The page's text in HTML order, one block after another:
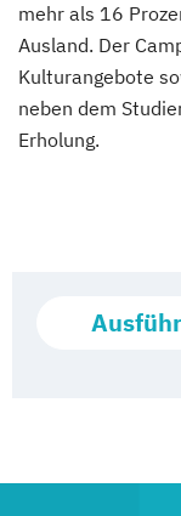
mehr als 16
Ausland. Der
Kulturangebote
neben dem
Erholung.